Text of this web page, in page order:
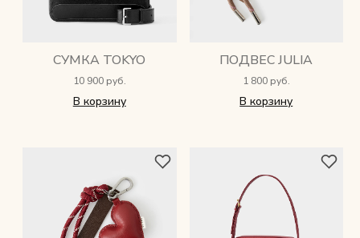
СУМКА TOKYO
10 900 руб.
В корзину
ПОДВЕС JULIA
1 800 руб.
В корзину